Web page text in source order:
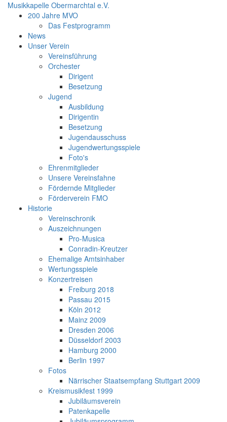
Musikkapelle Obermarchtal e.V.
200 Jahre MVO
Das Festprogramm
News
Unser Verein
Vereinsführung
Orchester
Dirigent
Besetzung
Jugend
Ausbildung
Dirigentin
Besetzung
Jugendausschuss
Jugendwertungsspiele
Foto's
Ehrenmitglieder
Unsere Vereinsfahne
Fördernde Mitglieder
Förderverein FMO
Historie
Vereinschronik
Auszeichnungen
Pro-Musica
Conradin-Kreutzer
Ehemalige Amtsinhaber
Wertungsspiele
Konzertreisen
Freiburg 2018
Passau 2015
Köln 2012
Mainz 2009
Dresden 2006
Düsseldorf 2003
Hamburg 2000
Berlin 1997
Fotos
Närrischer Staatsempfang Stuttgart 2009
Kreismusikfest 1999
Jubiläumsverein
Patenkapelle